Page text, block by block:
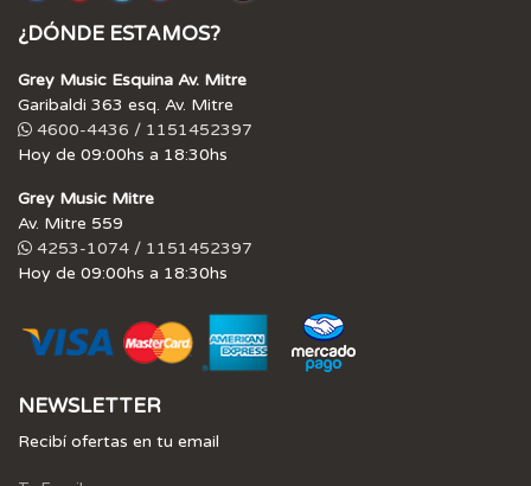
¿DÓNDE ESTAMOS?
Grey Music Esquina Av. Mitre
Garibaldi 363 esq. Av. Mitre
4600-4436 / 1151452397
Hoy de 09:00hs a 18:30hs
Grey Music Mitre
Av. Mitre 559
4253-1074 / 1151452397
Hoy de 09:00hs a 18:30hs
NEWSLETTER
Recibí ofertas en tu email